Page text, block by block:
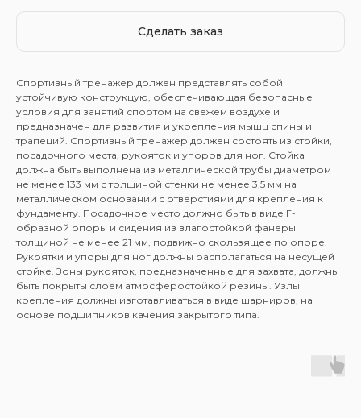
Сделать заказ
Спортивный тренажер должен представлять собой
устойчивую конструкцую, обеспечивающая безопасные
условия для занятий спортом на свежем воздухе и
предназначен для развития и укрепления мышц спины и
трапеций. Спортивный тренажер должен состоять из стойки,
посадочного места, рукояток и упоров для ног. Стойка
должна быть выполнена из металлической трубы диаметром
не менее 133 мм с толщиной стенки не менее 3,5 мм на
металлическом основании с отверстиями для крепления к
фундаменту. Посадочное место должно быть в виде Г-
образной опоры и сидения из влагостойкой фанеры
толщиной не менее 21 мм, подвижно скользящее по опоре.
Рукоятки и упоры для ног должны располагаться на несущей
стойке. Зоны рукояток, предназначенные для захвата, должны
быть покрыты слоем атмосферостойкой резины. Узлы
крепления должны изготавливаться в виде шарниров, на
основе подшипников качения закрытого типа.